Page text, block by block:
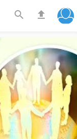
 